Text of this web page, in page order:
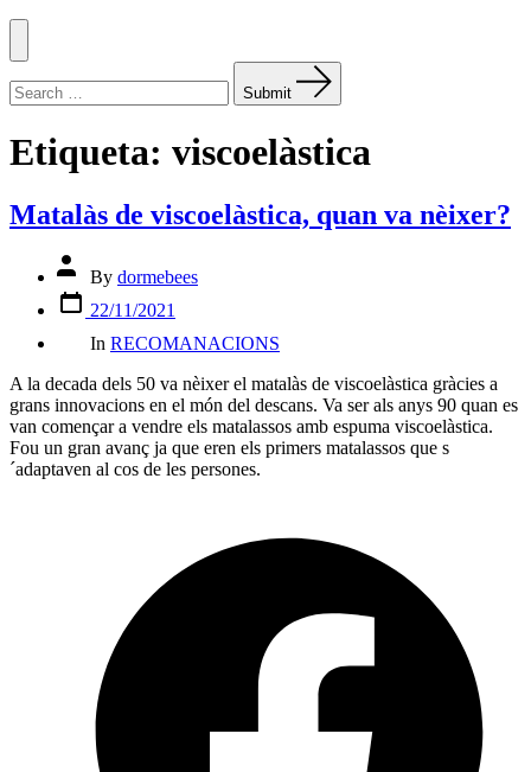
Menu
for:
Submit
Etiqueta: viscoelàstica
Matalàs de viscoelàstica, quan va nèixer?
Post
authorBy dormebees
Post
date 22/11/2021
In RECOMANACIONS
A la decada dels 50 va nèixer el matalàs de viscoelàstica gràcies a
grans innovacions en el món del descans. Va ser als anys 90 quan es
van començar a vendre els matalassos amb espuma viscoelàstica.
Fou un gran avanç ja que eren els primers matalassos que s
´adaptaven al cos de les persones.